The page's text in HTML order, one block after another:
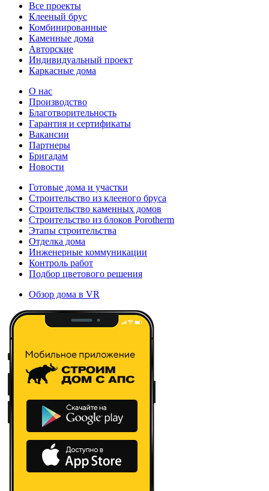
Все проекты
Клееный брус
Комбинированные
Каменные дома
Авторские
Индивидуальный проект
Каркасные дома
О нас
Производство
Благотворительность
Гарантия и сертификаты
Вакансии
Партнеры
Бригадам
Новости
Готовые дома и участки
Строительство из клееного бруса
Строительство каменных домов
Строительство из блоков Porotherm
Этапы строительства
Отделка дома
Инженерные коммуникации
Контроль работ
Подбор цветового решения
Обзор дома в VR